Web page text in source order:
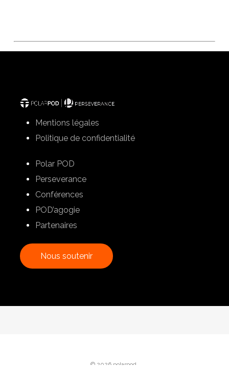
Mentions légales
Politique de confidentialité
Polar POD
Perseverance
Conférences
POD’agogie
Partenaires
Nous soutenir
© 2026 polarpod.